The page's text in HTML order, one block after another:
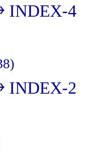
INDEX-4
INDEX-2